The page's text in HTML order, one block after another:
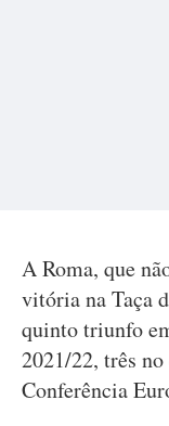
A Roma, que
vitória na Taça
quinto triunfo
2021/22, três
Conferência